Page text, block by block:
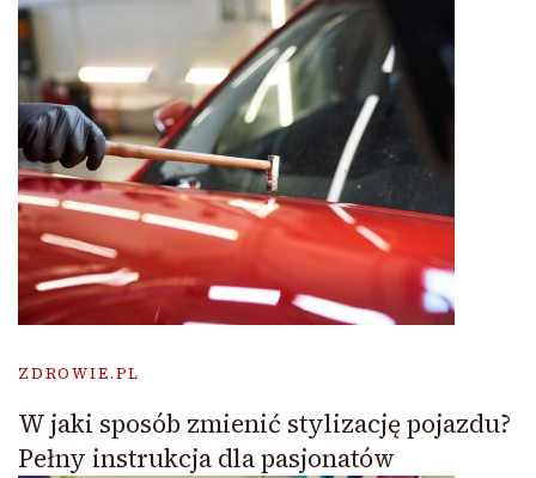
ZDROWIE.PL
W jaki sposób zmienić stylizację pojazdu?
Pełny instrukcja dla pasjonatów